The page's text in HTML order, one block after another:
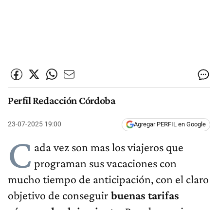
Perfil Redacción Córdoba
23-07-2025 19:00 Agregar PERFIL en Google
C ada vez son mas los viajeros que
programan sus vacaciones con
mucho tiempo de anticipación, con el claro
objetivo de conseguir buenas tarifas